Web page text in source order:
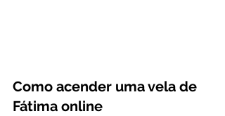
Como acender uma vela de
Fátima online